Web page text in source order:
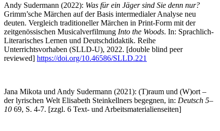
Andy Sudermann (2022): Was für ein Jäger sind Sie denn nur?
Grimm’sche Märchen auf der Basis intermedialer Analyse neu
deuten. Vergleich traditioneller Märchen in Print-Form mit der
zeitgenössischen Musicalverfilmung Into the Woods. In: Sprachlich-
Literarisches Lernen und Deutschdidaktik. Reihe
Unterrichtsvorhaben (SLLD-U), 2022. [double blind peer
reviewed] https://doi.org/10.46586/SLLD.221
Jana Mikota und Andy Sudermann (2021): (T)raum und (W)ort –
der lyrischen Welt Elisabeth Steinkellners begegnen, in: Deutsch 5–
10 69, S. 4-7. [zzgl. 6 Text- und Arbeitsmaterialienseiten]